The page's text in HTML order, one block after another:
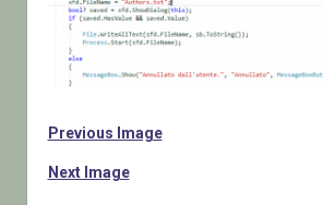
Previous Image
Next Image